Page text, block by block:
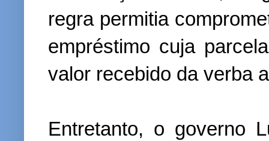
regra permitia
empréstimo cuja
valor recebido da verba
Entretanto, o governo